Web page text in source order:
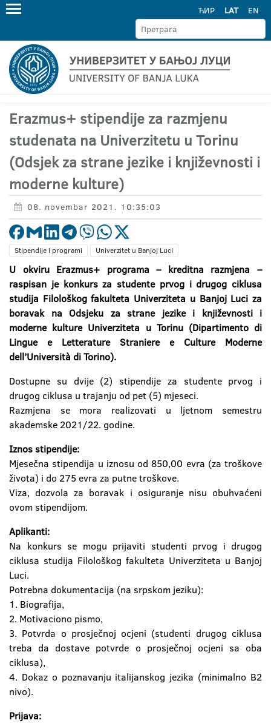
ЋИР LAT EN
Erazmus+ stipendije za razmjenu
studenata na Univerzitetu u Torinu
(Odsjek za strane jezike i književnosti i
moderne kulture)
08. novembar 2021. 10:35:03
Stipendije i programi Univerzitet u Banjoj Luci
U okviru Erazmus+ programa – kreditna razmjena –
raspisan je konkurs za studente prvog i drugog ciklusa
studija Filološkog fakulteta Univerziteta u Banjoj Luci za
boravak na Odsjeku za strane jezike i književnosti i
moderne kulture Univerziteta u Torinu (Dipartimento di
Lingue e Letterature Straniere e Culture Moderne
dell’Università di Torino).
Dostupne su dvije (2) stipendije za studente prvog i
drugog ciklusa u trajanju od pet (5) mjeseci.
Razmjena se mora realizovati u ljetnom semestru
akademske 2021/22. godine.
Iznos stipendije:
Mjesečna stipendija u iznosu od 850,00 evra (za troškove
života) i do 275 evra za putne troškove.
Viza, dozvola za boravak i osiguranje nisu obuhvaćeni
ovom stipendijom.
Aplikanti:
Na konkurs se mogu prijaviti studenti prvog i drugog
ciklusa studija Filološkog fakulteta Univerziteta u Banjoj
Luci.
Potrebna dokumentacija (na srpskom jeziku):
1. Biografija,
2. Motivaciono pismo,
3. Potvrda o prosječnoj ocjeni (studenti drugog ciklusa
treba da dostave potvrde o prosječnoj ocjeni sa oba
ciklusa),
4. Dokaz o poznavanju italijanskog jezika (minimalno B2
nivo).
Prijava: